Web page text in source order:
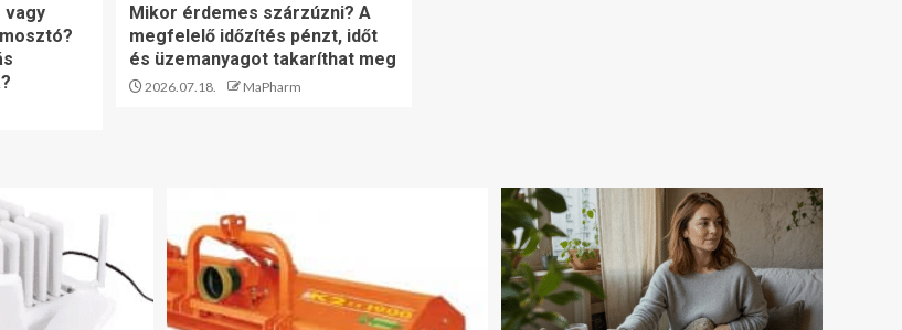
vagy
Mikor érdemes szárzúzni? A
megfelelő időzítés pénzt, időt
és üzemanyagot takaríthat meg
2026.07.18. MaPharm